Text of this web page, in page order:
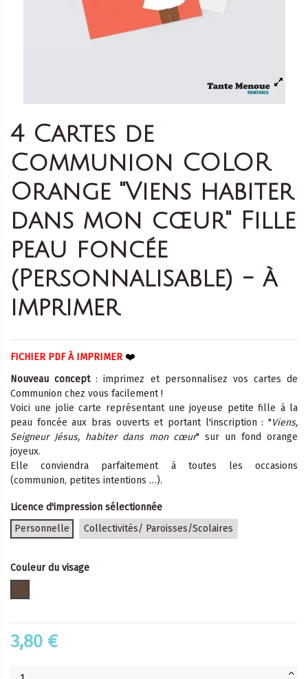
4 Cartes de
Communion COLOR
Orange "Viens habiter
dans mon cœur" Fille
peau foncée
(Personnalisable) - à
imprimer
FICHIER PDF À IMPRIMER❤️
Nouveau concept: imprimez et personnalisez vos cartes de
Communion chez vous facilement !
Voici une jolie carte représentant une joyeuse petite fille à la
peau foncée aux bras ouverts et portant l'inscription : "Viens,
Seigneur Jésus, habiter dans mon cœur" sur un fond orange
joyeux.
Elle conviendra parfaitement à toutes les occasions
(communion, petites intentions …).
Licence d'impression sélectionnée
Personnelle
Collectivités/ Paroisses/Scolaires
Couleur du visage
3,80 €